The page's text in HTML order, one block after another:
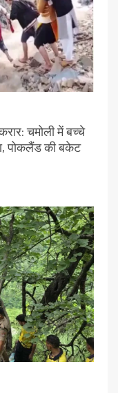
चमोली में बच्चे
पोकलैंड की बकेट